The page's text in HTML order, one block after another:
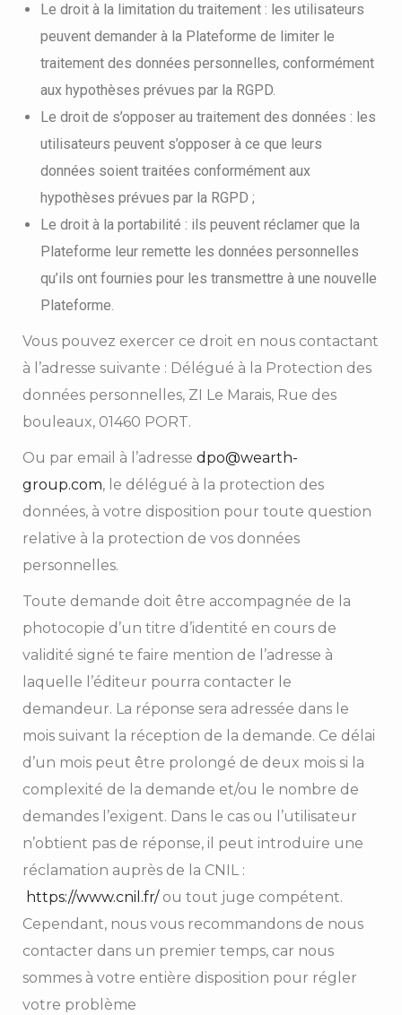
Le droit à la limitation du traitement : les utilisateurs
peuvent demander à la Plateforme de limiter le
traitement des données personnelles, conformément
aux hypothèses prévues par la RGPD.
Le droit de s’opposer au traitement des données : les
utilisateurs peuvent s’opposer à ce que leurs
données soient traitées conformément aux
hypothèses prévues par la RGPD ;
Le droit à la portabilité : ils peuvent réclamer que la
Plateforme leur remette les données personnelles
qu’ils ont fournies pour les transmettre à une nouvelle
Plateforme.
Vous pouvez exercer ce droit en nous contactant
à l’adresse suivante : Délégué à la Protection des
données personnelles, ZI Le Marais, Rue des
bouleaux, 01460 PORT.
Ou par email à l’adresse dpo@wearth-
group.com, le délégué à la protection des
données, à votre disposition pour toute question
relative à la protection de vos données
personnelles.
Toute demande doit être accompagnée de la
photocopie d’un titre d’identité en cours de
validité signé te faire mention de l’adresse à
laquelle l’éditeur pourra contacter le
demandeur. La réponse sera adressée dans le
mois suivant la réception de la demande. Ce délai
d’un mois peut être prolongé de deux mois si la
complexité de la demande et/ou le nombre de
demandes l’exigent. Dans le cas ou l’utilisateur
n’obtient pas de réponse, il peut introduire une
réclamation auprès de la CNIL :
https://www.cnil.fr/ou tout juge compétent.
Cependant, nous vous recommandons de nous
contacter dans un premier temps, car nous
sommes à votre entière disposition pour régler
votre problème